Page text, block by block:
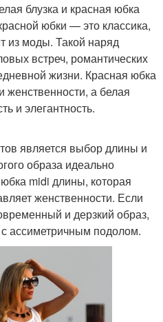
блузка и красная юбка
юбки — это классика,
из моды. Такой наряд
встреч, романтических
жизни. Красная юбка
женственности, а белая
и элегантность.
является выбор длины и
образа идеально
midi длины, которая
женственности. Если
и дерзкий образ,
ассиметричным подолом.